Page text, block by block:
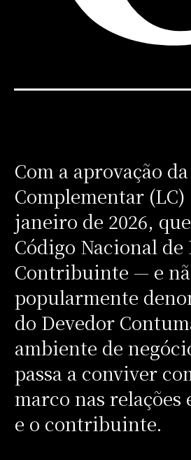
Com a aprovação
Complementar (LC)
janeiro de 2026,
Código Nacional de
Contribuinte — e
popularmente
do Devedor
ambiente de
passa a conviver
marco nas relações
e o contribuinte.